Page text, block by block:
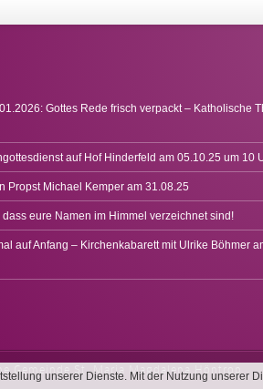
Gottes Rede frisch verpackt – Katholische
auf Hof Hinderfeld am 05.10.25 um 10
Propst Michael Kemper am 31.08.25
dass eure Namen im Himmel verzeichnet sind!
auf Anfang – Kirchenkabarett mit Ulrike Böhmer
Gemeinde St. Maria Magdalena Höntrop
unserer Dienste. Mit der Nutzung unserer